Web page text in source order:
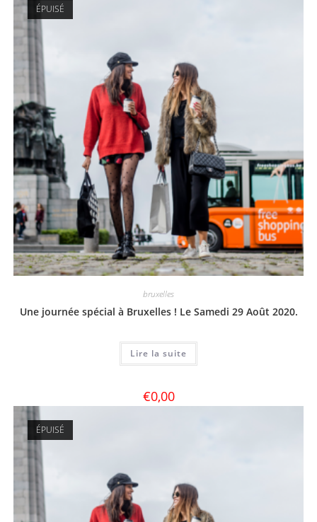
ÉPUISÉ
bruxelles
Une journée spécial à Bruxelles ! Le Samedi 29 Août 2020.
Lire la suite
€0,00
ÉPUISÉ